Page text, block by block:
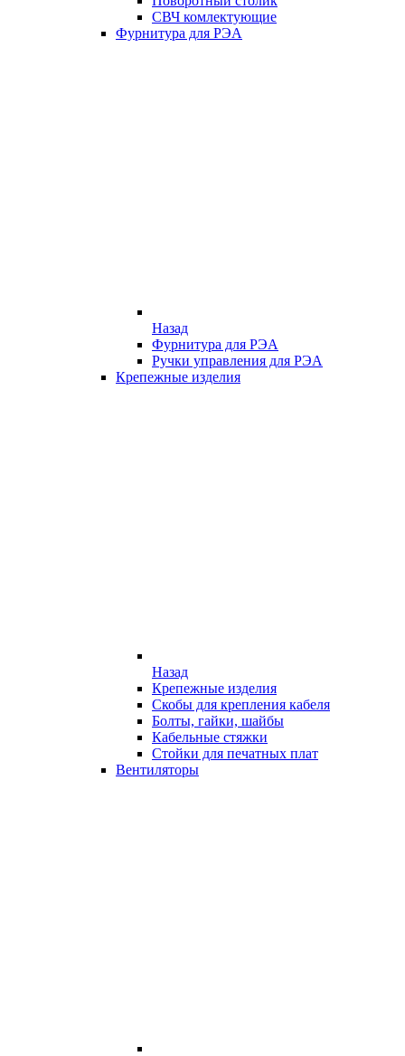
СВЧ комлектующие
Фурнитура для РЭА
Назад
Фурнитура для РЭА
Ручки управления для РЭА
Крепежные изделия
Назад
Крепежные изделия
Скобы для крепления кабеля
Болты, гайки, шайбы
Кабельные стяжки
Стойки для печатных плат
Вентиляторы